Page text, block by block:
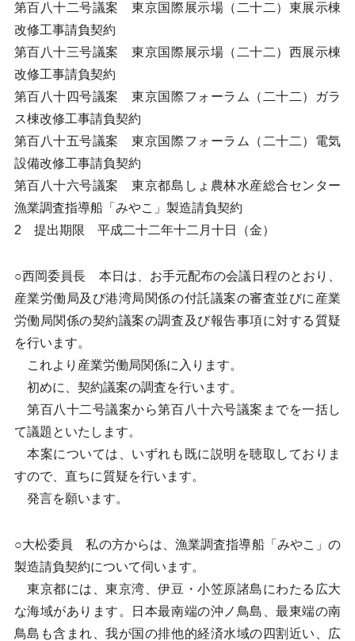
第百八十二号議案 東京国際展示場（二十二）東展示棟
改修工事請負契約
第百八十三号議案 東京国際展示場（二十二）西展示棟
改修工事請負契約
第百八十四号議案 東京国際フォーラム（二十二）ガラ
ス棟改修工事請負契約
第百八十五号議案 東京国際フォーラム（二十二）電気
設備改修工事請負契約
第百八十六号議案 東京都島しょ農林水産総合センター
漁業調査指導船「みやこ」製造請負契約
2 提出期限 平成二十二年十二月十日（金）
○西岡委員長 本日は、お手元配布の会議日程のとおり、
産業労働局及び港湾局関係の付託議案の審査並びに産業
労働局関係の契約議案の調査及び報告事項に対する質疑
を行います。
これより産業労働局関係に入ります。
初めに、契約議案の調査を行います。
第百八十二号議案から第百八十六号議案までを一括し
て議題といたします。
本案については、いずれも既に説明を聴取しておりま
すので、直ちに質疑を行います。
発言を願います。
○大松委員 私の方からは、漁業調査指導船「みやこ」の
製造請負契約について伺います。
東京都には、東京湾、伊豆・小笠原諸島にわたる広大
な海域があります。日本最南端の沖ノ鳥島、最東端の南
鳥島も含まれ、我が国の排他的経済水域の四割近い、広